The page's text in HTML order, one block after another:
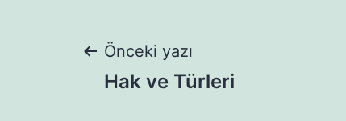
Yazı
Önceki yazı
Hak ve Türleri